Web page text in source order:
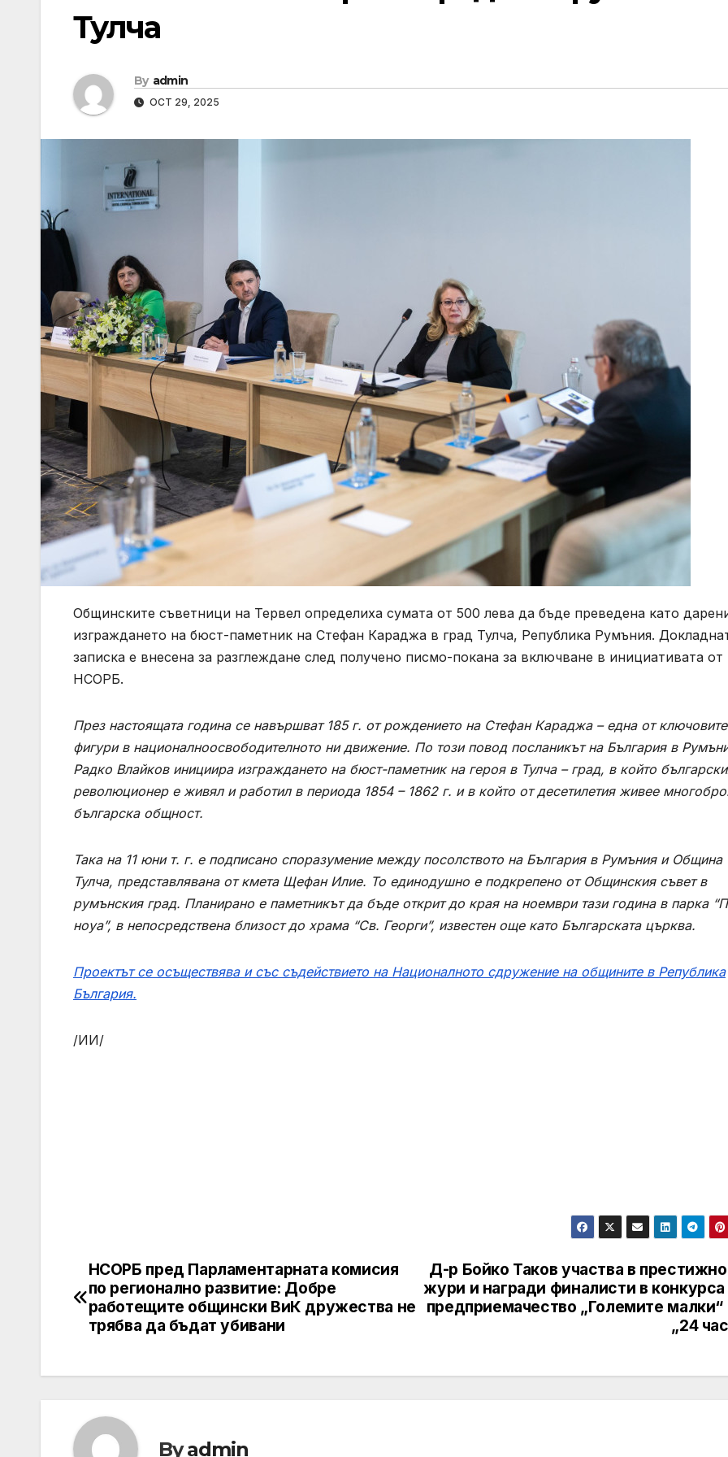
Тулча
By admin
OCT 29, 2025
Общинските съветници на Тервел определиха сумата от 500 лева да бъде преведена като
изграждането на бюст-паметник на Стефан Караджа в град Тулча, Република Румъния.
записка е внесена за разглеждане след получено писмо-покана за включване в инициативата от
НСОРБ.
През настоящата година се навършват 185 г. от рождението на Стефан Караджа – една от ключовите
фигури в националноосвободителното ни движение. По този повод посланикът на България в
Радко Влайков инициира изграждането на бюст-паметник на героя в Тулча – град, в който
революционер е живял и работил в периода 1854 – 1862 г. и в който от десетилетия живее
българска общност.
Така на 11 юни т. г. е подписано споразумение между посолството на България в Румъния и Община
Тулча, представлявана от кмета Щефан Илие. То единодушно е подкрепено от Общинския съвет в
румънския град. Планирано е паметникът да бъде открит до края на ноември тази година в парка
ноуа”, в непосредствена близост до храма “Св. Георги”, известен още като Българската църква.
Проектът се осъществява и със съдействието на Националното сдружение на общините в Република
България.
/ИИ/
Post
navigation
Д-р Бойко Таков участва в
жури и награди финалисти в конкурса
предприемачество „Големите малки“
„24
НСОРБ пред Парламентарната комисия
по регионално развитие: Добре
работещите общински ВиК дружества не
трябва да бъдат убивани
Byadmin